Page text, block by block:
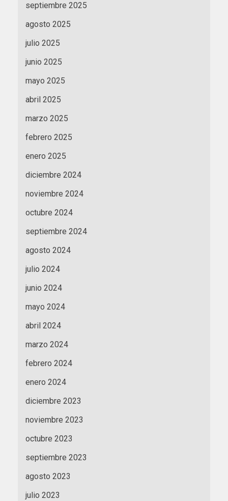
septiembre 2025
agosto 2025
julio 2025
junio 2025
mayo 2025
abril 2025
marzo 2025
febrero 2025
enero 2025
diciembre 2024
noviembre 2024
octubre 2024
septiembre 2024
agosto 2024
julio 2024
junio 2024
mayo 2024
abril 2024
marzo 2024
febrero 2024
enero 2024
diciembre 2023
noviembre 2023
octubre 2023
septiembre 2023
agosto 2023
julio 2023